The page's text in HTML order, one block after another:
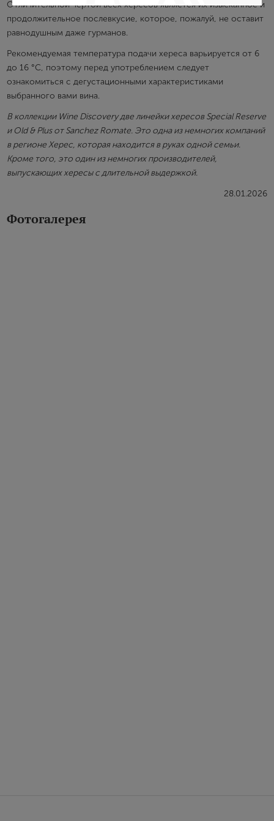
Отличительной чертой всех хересов является их изысканное и
продолжительное послевкусие, которое, пожалуй, не оставит
равнодушным даже гурманов.
Рекомендуемая температура подачи хереса варьируется от 6
до 16 °С, поэтому перед употреблением следует
ознакомиться с дегустационными характеристиками
выбранного вами вина.
В коллекции Wine Discovery две линейки хересов Special Reserve
и Old & Plus от Sanchez Romate. Это одна из немногих компаний
в регионе Херес, которая находится в руках одной семьи.
Кроме того, это один из немногих производителей,
выпускающих хересы с длительной выдержкой.
28.01.2026
Фотогалерея
Создание учетной записи
Имя
E-mail
Пароль
соглашения